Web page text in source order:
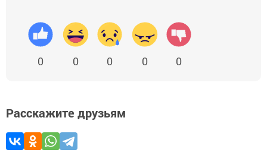
0 0 0 0 0
Расскажите друзьям